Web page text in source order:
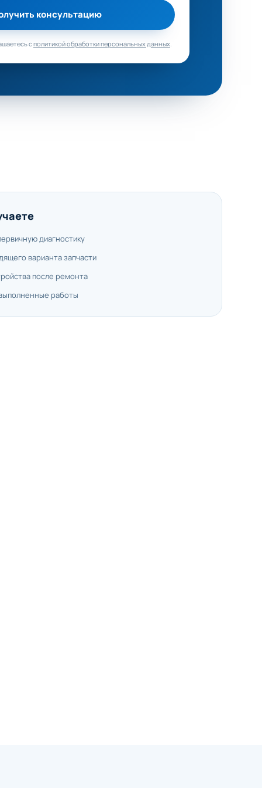
консультацию
сполитикой обработки персональных данных.
диагностику
варианта запчасти
после ремонта
работы